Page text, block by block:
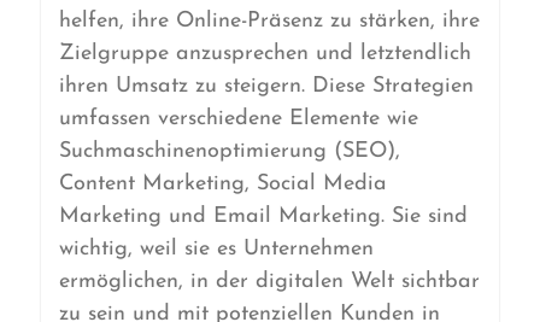
helfen, ihre Online-Präsenz zu stärken, ihre
Zielgruppe anzusprechen und letztendlich
ihren Umsatz zu steigern. Diese Strategien
umfassen verschiedene Elemente wie
Suchmaschinenoptimierung (SEO),
Content Marketing, Social Media
Marketing und Email Marketing. Sie sind
wichtig, weil sie es Unternehmen
ermöglichen, in der digitalen Welt sichtbar
zu sein und mit potenziellen Kunden in